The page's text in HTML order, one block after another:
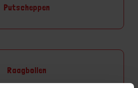
Putscheppen
Raagbollen